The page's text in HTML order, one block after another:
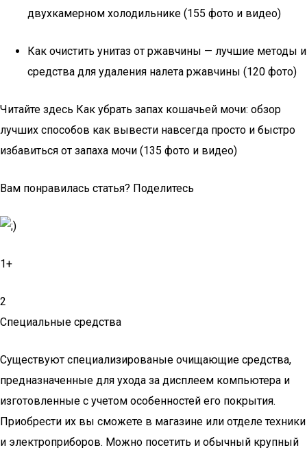
двухкамерном холодильнике (155 фото и видео)
Как очистить унитаз от ржавчины — лучшие методы и
средства для удаления налета ржавчины (120 фото)
Читайте здесь Как убрать запах кошачьей мочи: обзор
лучших способов как вывести навсегда просто и быстро
избавиться от запаха мочи (135 фото и видео)
Вам понравилась статья? Поделитесь
1+
2
Специальные средства
Существуют специализированые очищающие средства,
предназначенные для ухода за дисплеем компьютера и
изготовленные с учетом особенностей его покрытия.
Приобрести их вы сможете в магазине или отделе техники
и электроприборов. Можно посетить и обычный крупный